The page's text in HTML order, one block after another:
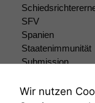
SFV
Spanien
Staatenimmunität
Submission
Teilungsklage
Wir nutzen